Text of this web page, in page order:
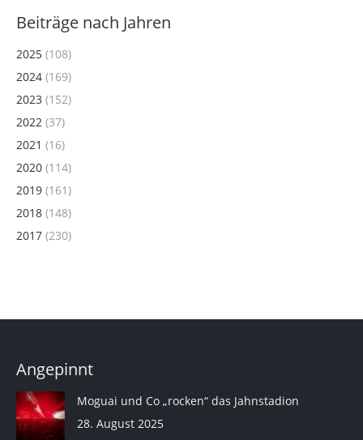
Beiträge nach Jahren
2025 (108)
2024 (169)
2023 (152)
2022 (37)
2021 (16)
2020 (114)
2019 (161)
2018 (148)
2017 (230)
Angepinnt
Moguai und Co „rocken“ das Jahnstadion
28. August 2025